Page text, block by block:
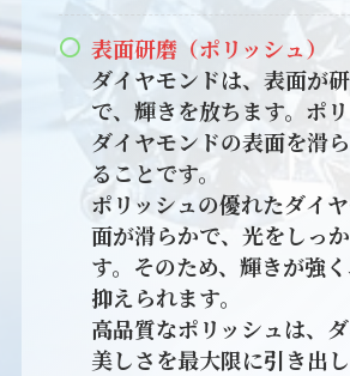
表面研磨（ポリッシュ）
ダイヤモンドは、表面が
で、輝きを放ちます。ポリ
ダイヤモンドの表面を滑
ることです。
ポリッシュの優れたダイ
面が滑らかで、光をしっ
す。そのため、輝きが強
抑えられます。
高品質なポリッシュは、
美しさを最大限に引き出し